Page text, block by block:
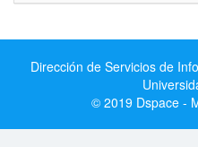
Dirección de Servicios de
© 2019 Dspace -